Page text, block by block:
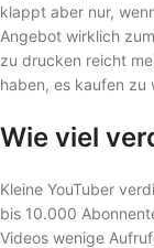
klappt aber nur,
Angebot wirklich
zu drucken reicht
haben, es kaufen zu
Wie viel
Kleine YouTuber
bis 10.000
Videos wenige